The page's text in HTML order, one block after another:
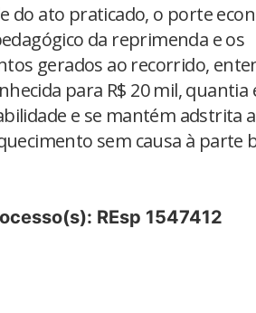
do ato praticado, o porte
da reprimenda e os
gerados ao recorrido,
para R$ 20 mil, quantia
e se mantém adstrita
sem causa à parte
REsp 1547412